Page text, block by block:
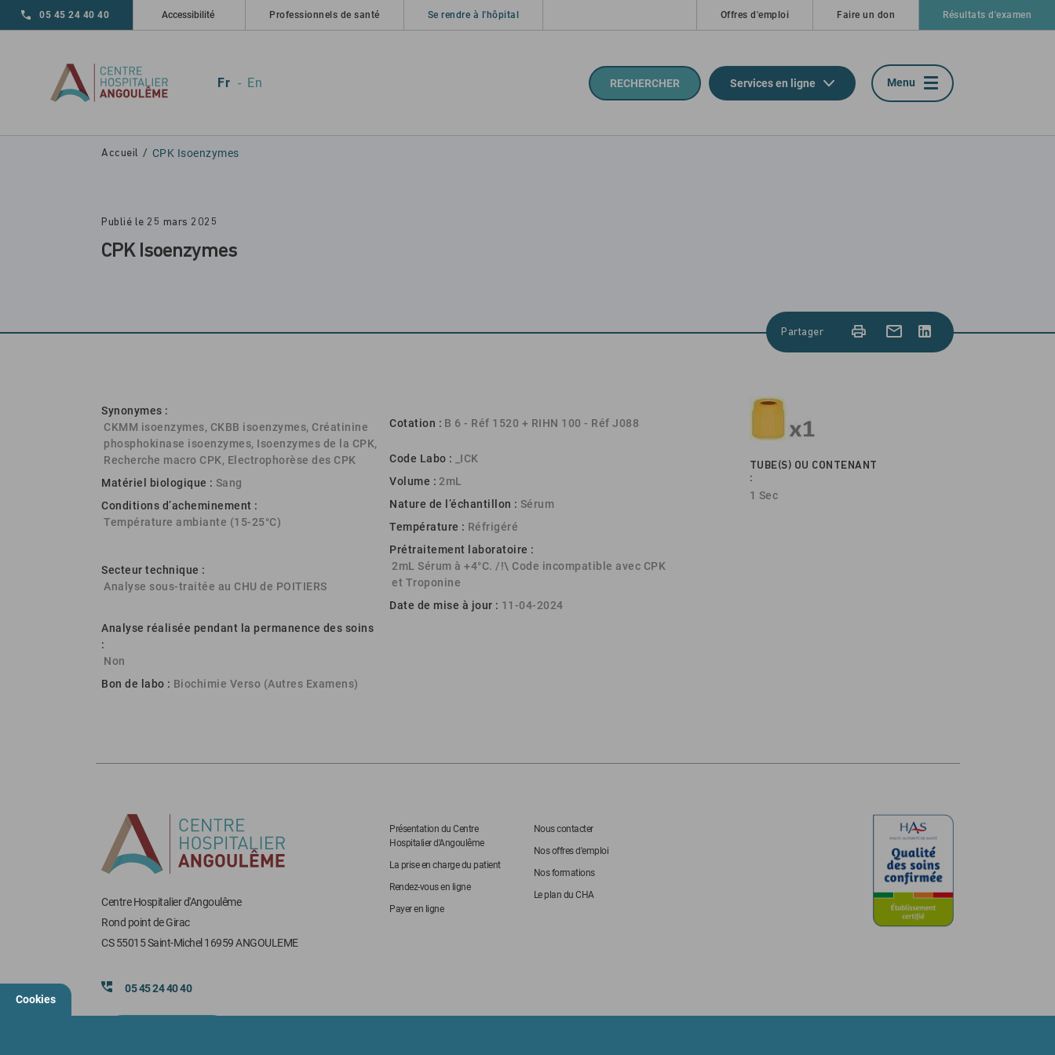
Fr En
05 45 24 40 40 Accessibilité Professionnels de santé Se rendre à l'hôpital Offres d'emploi Faire un don Résultats d'examen
RECHERCHER Services en ligne Menu
Accueil CPK Isoenzymes
Publié le 25 mars 2025
CPK Isoenzymes
Partager
Synonymes :
CKMM isoenzymes, CKBB isoenzymes, Créatinine
phosphokinase isoenzymes, Isoenzymes de la CPK,
Recherche macro CPK, Electrophorèse des CPK
Matériel biologique : Sang
Conditions d’acheminement :
Température ambiante (15-25°C)
Secteur technique :
Analyse sous-traitée au CHU de POITIERS
Analyse réalisée pendant la permanence des soins
:
Non
Bon de labo : Biochimie Verso (Autres Examens)
Cotation : B 6 - Réf 1520 + RIHN 100 - Réf J088
Code Labo :
_ICK
Volume : 2mL
Nature de l’échantillon : Sérum
Température : Réfrigéré
Prétraitement laboratoire :
2mL Sérum à +4°C. /!\ Code incompatible avec CPK
et Troponine
Date de mise à jour : 11-04-2024
TUBE(S) OU CONTENANT
:
1 Sec
Centre Hospitalier d'Angoulême
Rond point de Girac
CS 55015 Saint-Michel 16959 ANGOULEME
Présentation du Centre
Hospitalier d'Angoulême
La prise en charge du patient
Rendez-vous en ligne
Payer en ligne
Nous contacter
Nos offres d'emploi
Nos formations
Le plan du CHA
05 45 24 40 40
Cookies